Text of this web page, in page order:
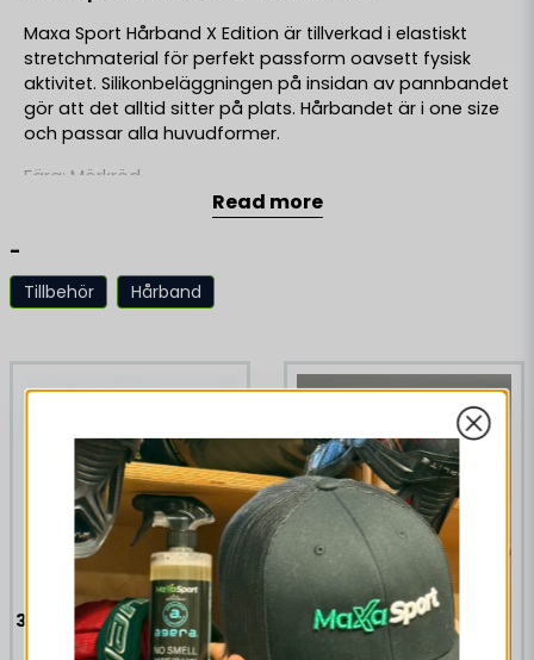
Maxa Sport Hårband X Edition är tillverkad i elastiskt
stretchmaterial för perfekt passform oavsett fysisk
aktivitet. Silikonbeläggningen på insidan av pannbandet
gör att det alltid sitter på plats. Hårbandet är i one size
och passar alla huvudformer.
Färg: Mörkröd
Read more
-
Tillbehör Hårband
3-Pack Hårband X Edition
Svart/Vit/Mörkröd